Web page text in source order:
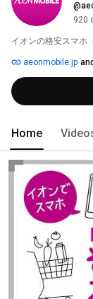
920
イオンの格安スマホ
aeonmobile.jp
Home